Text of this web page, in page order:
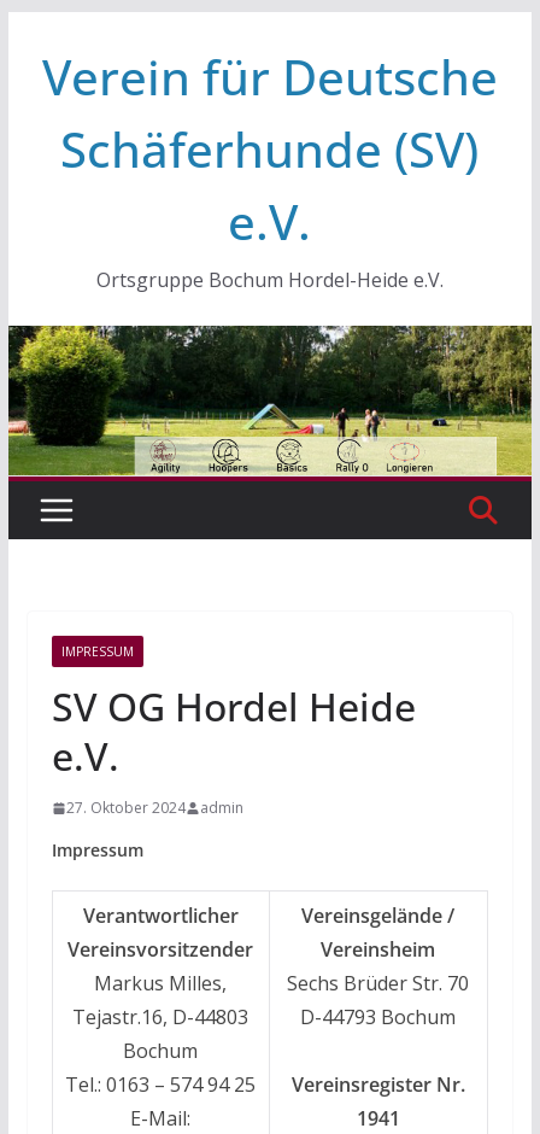
Inhalt
springen
Verein für Deutsche
Schäferhunde (SV)
e.V.
Ortsgruppe Bochum Hordel-Heide e.V.
IMPRESSUM
SV OG Hordel Heide
e.V.
27. Oktober 2024 admin
Impressum
Verantwortlicher
Vereinsvorsitzender
Markus Milles,
Tejastr.16, D-44803
Bochum
Tel.: 0163 – 574 94 25
E-Mail:
Vereinsgelände /
Vereinsheim
Sechs Brüder Str. 70
D-44793 Bochum
Vereinsregister Nr.
1941